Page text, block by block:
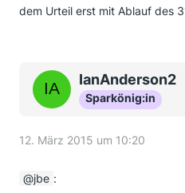
dem Urteil erst mit Ablauf des
IanAnderson2
Sparkönig:in
12. März 2015 um 10:20
jbe :